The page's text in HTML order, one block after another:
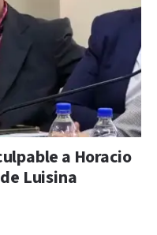
a Horacio
Luisina